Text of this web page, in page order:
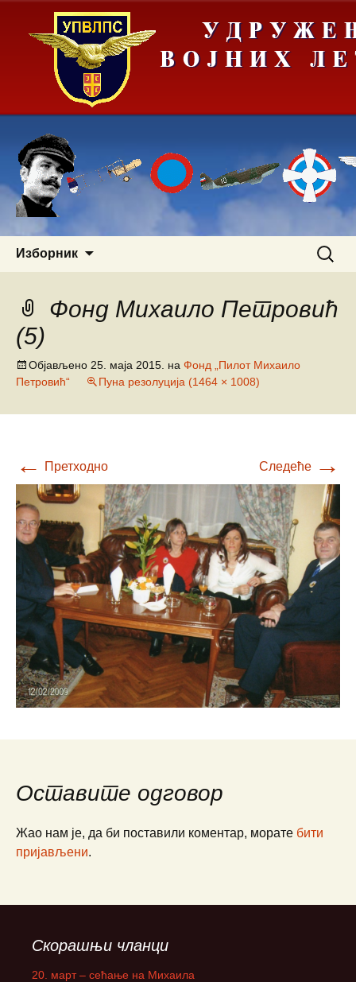
Изборник
Фонд Михаило Петровић
(5)
Објављено 25. маја 2015. на Фонд „Пилот Михаило
Петровић“
Пуна резолуција (1464 × 1008)
← Претходно Следеће →
Оставите одговор
Жао нам је, да би поставили коментар, морате бити
пријављени.
Скорашњи чланци
20. март – сећање на Михаила